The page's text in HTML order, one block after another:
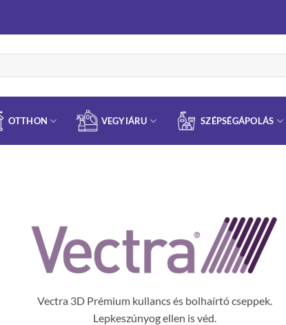
OTTHON VEGYIÁRU SZÉPSÉGÁPOLÁS
Vectra 3D Prémium kullancs és bolhaírtó cseppek.
Lepkeszúnyog ellen is véd.